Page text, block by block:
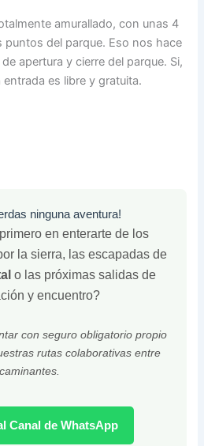
amurallado, con unas 4
del parque. Eso nos hace
apertura y cierre del parque. Si,
es libre y gratuita.
ninguna aventura!
en enterarte de los
la sierra, las escapadas de
o las próximas salidas de
y encuentro?
con seguro obligatorio propio
rutas colaborativas entre
caminantes.
Canal de WhatsApp